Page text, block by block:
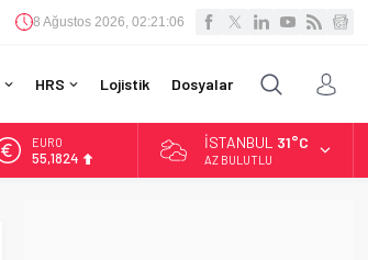
8 Ağustos 2026, 02:21:07
HRS Lojistik Dosyalar
ALTIN
6.662,10
İSTANBUL 31°C
AZ BULUTLU